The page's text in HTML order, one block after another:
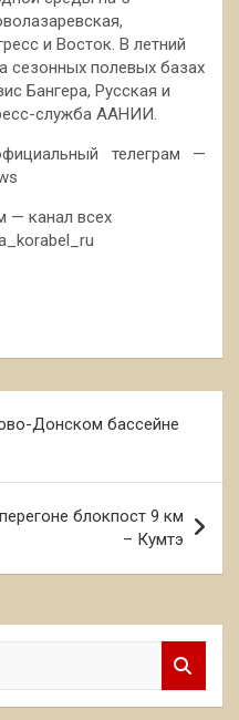
и Восток. В летний
сезонных полевых базах
Бангера, Русская и
служба ААНИИ.
телеграм —
— канал всех
Донском бассейне
блокпост 9 км
– Кумтэ